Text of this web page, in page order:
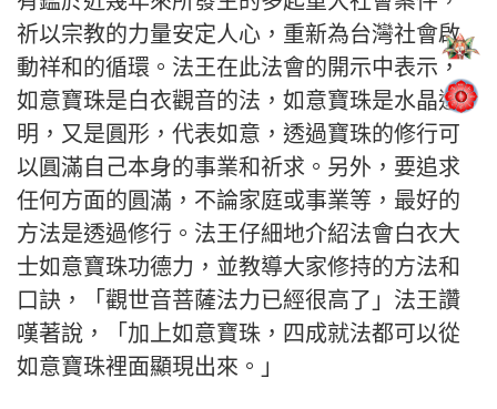
祈以宗教的力量安定人心，重新為台灣社會啟
動祥和的循環。法王在此法會的開示中表示，
如意寶珠是白衣觀音的法，如意寶珠是水晶透
明，又是圓形，代表如意，透過寶珠的修行可
以圓滿自己本身的事業和祈求。另外，要追求
任何方面的圓滿，不論家庭或事業等，最好的
方法是透過修行。法王仔細地介紹法會白衣大
士如意寶珠功德力，並教導大家修持的方法和
口訣，「觀世音菩薩法力已經很高了」法王讚
嘆著說，「加上如意寶珠，四成就法都可以從
如意寶珠裡面顯現出來。」